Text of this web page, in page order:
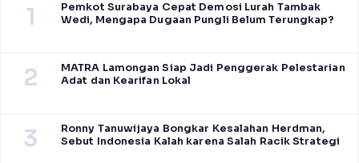
1
Pemkot Surabaya Cepat Demosi Lurah Tambak
Wedi, Mengapa Dugaan Pungli Belum Terungkap?
2
MATRA Lamongan Siap Jadi Penggerak Pelestarian
Adat dan Kearifan Lokal
3
Ronny Tanuwijaya Bongkar Kesalahan Herdman,
Sebut Indonesia Kalah karena Salah Racik Strategi